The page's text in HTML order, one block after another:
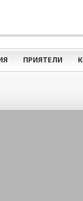
ПРИЯТЕЛИ